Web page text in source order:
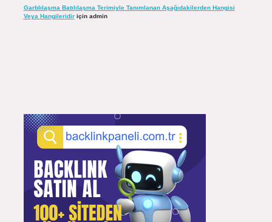
Garblılaşma Batılılaşma Terimiyle Tanımlanan Aşağıdakilerden Hangisi
Veya Hangileridiriçin admin